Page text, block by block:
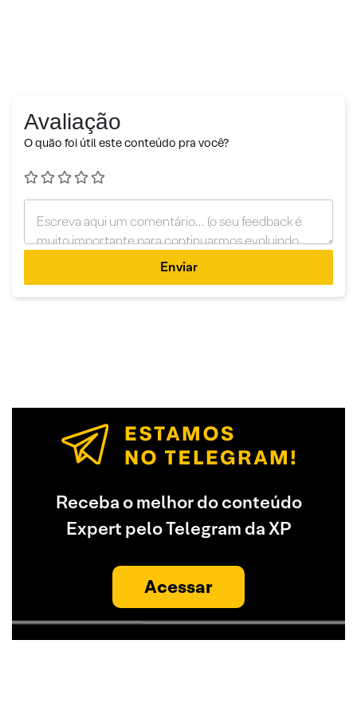
Avaliação
O quão foi útil este conteúdo pra você?
Enviar
Receba o melhor do conteúdo
Expert pelo Telegram da XP
Acessar